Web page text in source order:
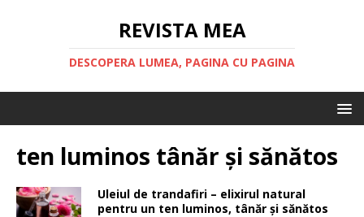
REVISTA MEA
DESCOPERA LUMEA, PAGINA CU PAGINA
ten luminos tânăr și sănătos
Uleiul de trandafiri – elixirul natural
pentru un ten luminos, tânăr și sănătos